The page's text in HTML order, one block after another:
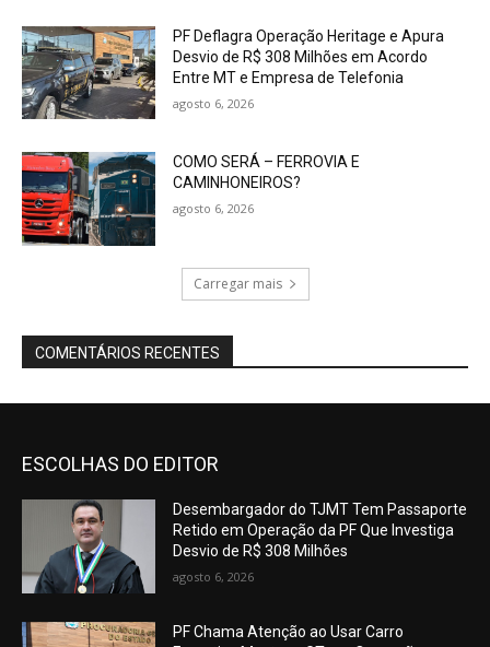
PF Deflagra Operação Heritage e Apura
Desvio de R$ 308 Milhões em Acordo
Entre MT e Empresa de Telefonia
agosto 6, 2026
COMO SERÁ – FERROVIA E
CAMINHONEIROS?
agosto 6, 2026
Carregar mais
COMENTÁRIOS RECENTES
ESCOLHAS DO EDITOR
Desembargador do TJMT Tem Passaporte
Retido em Operação da PF Que Investiga
Desvio de R$ 308 Milhões
agosto 6, 2026
PF Chama Atenção ao Usar Carro